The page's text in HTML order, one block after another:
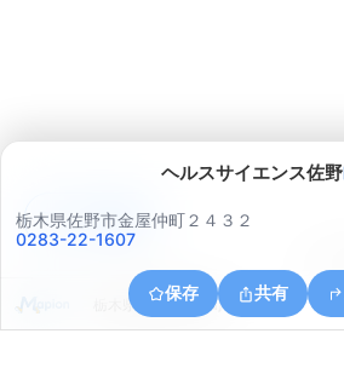
ヘルスサイエンス佐野
栃木県佐野市金屋仲町２４３２
0283-22-1607
保存 共有
栃木県佐野市植下町
アプリで見る